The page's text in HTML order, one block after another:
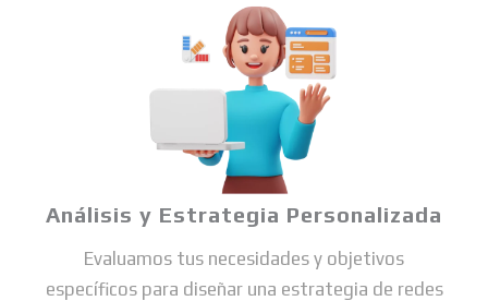
Análisis y Estrategia Personalizada
Evaluamos tus necesidades y objetivos
específicos para diseñar una estrategia de redes